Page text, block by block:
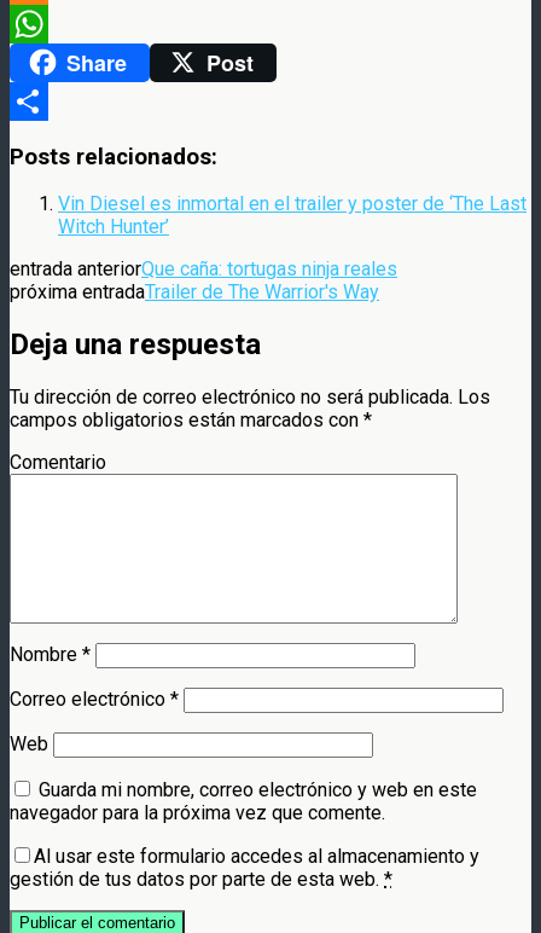
Meneame
WhatsAppShare Post
Posts relacionados:
Vin Diesel es inmortal en el trailer y poster de ‘The Last
Witch Hunter’
entrada anteriorQue caña: tortugas ninja reales
próxima entradaTrailer de The Warrior's Way
Deja una respuesta
Tu dirección de correo electrónico no será publicada. Los
campos obligatorios están marcados con *
Comentario
Nombre *
Correo electrónico *
Web
Guarda mi nombre, correo electrónico y web en este
navegador para la próxima vez que comente.
Al usar este formulario accedes al almacenamiento y
gestión de tus datos por parte de esta web. *